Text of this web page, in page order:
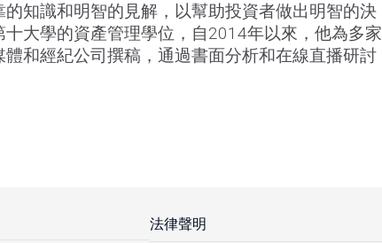
知識和明智的見解，以幫助投資者做出明智的決
十大學的資產管理學位，自2014年以來，他為多家
和經紀公司撰稿，通過書面分析和在線直播研討
法律聲明